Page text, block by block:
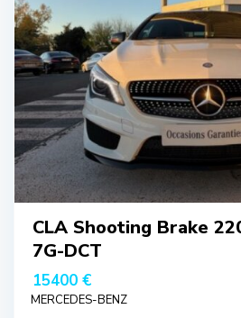
CLA Shooting Brake
7G-DCT
15400 €
MERCEDES-BENZ